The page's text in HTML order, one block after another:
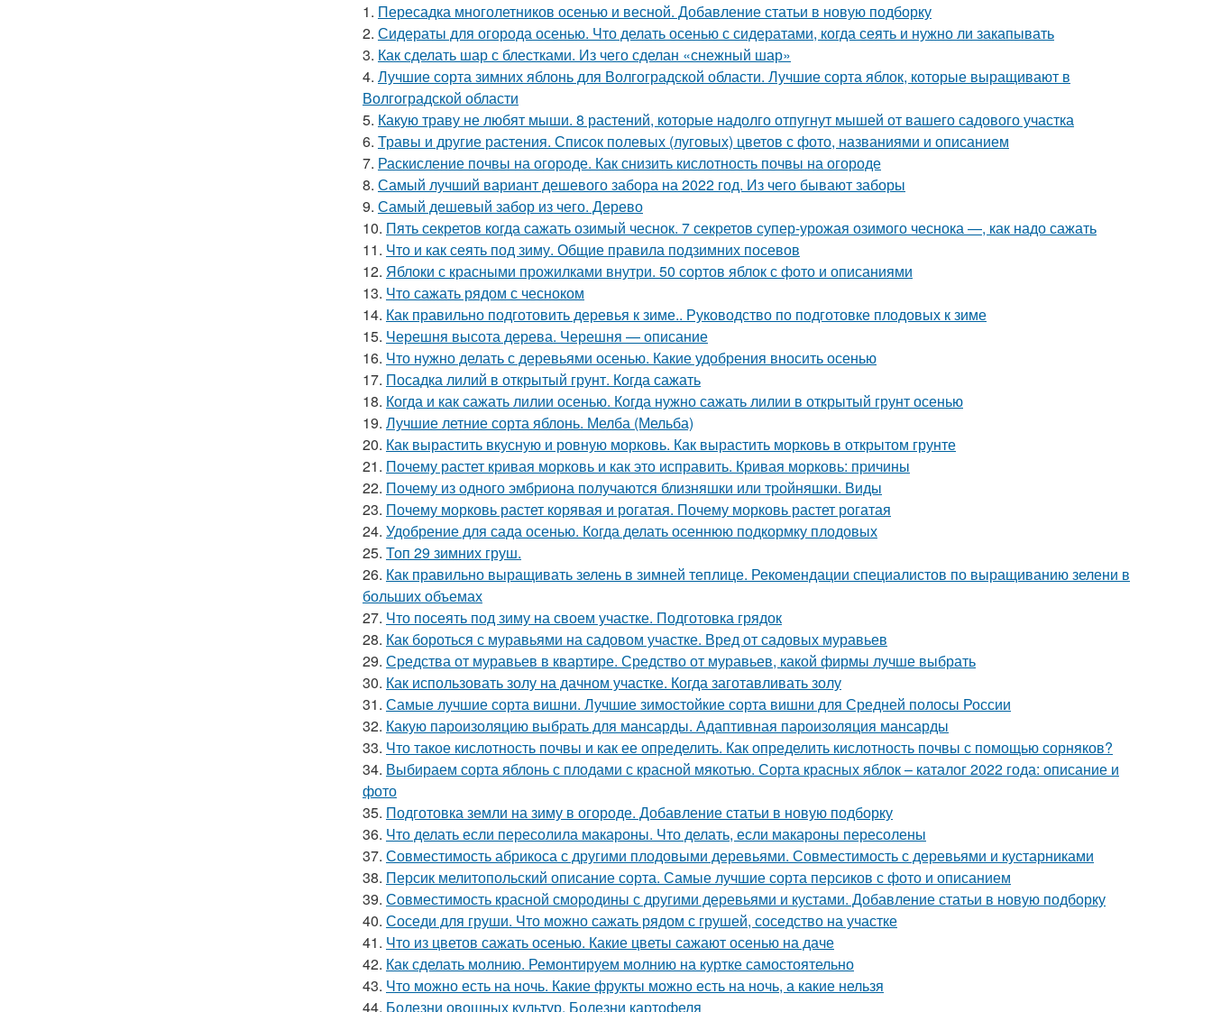
1. Пересадка многолетников осенью и весной. Добавление статьи в новую подборку
2. Сидераты для огорода осенью. Что делать осенью с сидератами, когда сеять и нужно ли закапывать
3. Как сделать шар с блестками. Из чего сделан «снежный шар»
4. Лучшие сорта зимних яблонь для Волгоградской области. Лучшие сорта яблок, которые выращивают в
Волгоградской области
5. Какую траву не любят мыши. 8 растений, которые надолго отпугнут мышей от вашего садового участка
6. Травы и другие растения. Список полевых (луговых) цветов с фото, названиями и описанием
7. Раскисление почвы на огороде. Как снизить кислотность почвы на огороде
8. Самый лучший вариант дешевого забора на 2022 год. Из чего бывают заборы
9. Самый дешевый забор из чего. Дерево
10. Пять секретов когда сажать озимый чеснок. 7 секретов супер-урожая озимого чеснока —, как надо сажать
11. Что и как сеять под зиму. Общие правила подзимних посевов
12. Яблоки с красными прожилками внутри. 50 сортов яблок с фото и описаниями
13. Что сажать рядом с чесноком
14. Как правильно подготовить деревья к зиме.. Руководство по подготовке плодовых к зиме
15. Черешня высота дерева. Черешня — описание
16. Что нужно делать с деревьями осенью. Какие удобрения вносить осенью
17. Посадка лилий в открытый грунт. Когда сажать
18. Когда и как сажать лилии осенью. Когда нужно сажать лилии в открытый грунт осенью
19. Лучшие летние сорта яблонь. Мелба (Мельба)
20. Как вырастить вкусную и ровную морковь. Как вырастить морковь в открытом грунте
21. Почему растет кривая морковь и как это исправить. Кривая морковь: причины
22. Почему из одного эмбриона получаются близняшки или тройняшки. Виды
23. Почему морковь растет корявая и рогатая. Почему морковь растет рогатая
24. Удобрение для сада осенью. Когда делать осеннюю подкормку плодовых
25. Топ 29 зимних груш.
26. Как правильно выращивать зелень в зимней теплице. Рекомендации специалистов по выращиванию зелени в
больших объемах
27. Что посеять под зиму на своем участке. Подготовка грядок
28. Как бороться с муравьями на садовом участке. Вред от садовых муравьев
29. Средства от муравьев в квартире. Средство от муравьев, какой фирмы лучше выбрать
30. Как использовать золу на дачном участке. Когда заготавливать золу
31. Самые лучшие сорта вишни. Лучшие зимостойкие сорта вишни для Средней полосы России
32. Какую пароизоляцию выбрать для мансарды. Адаптивная пароизоляция мансарды
33. Что такое кислотность почвы и как ее определить. Как определить кислотность почвы с помощью сорняков?
34. Выбираем сорта яблонь с плодами с красной мякотью. Сорта красных яблок – каталог 2022 года: описание и
фото
35. Подготовка земли на зиму в огороде. Добавление статьи в новую подборку
36. Что делать если пересолила макароны. Что делать, если макароны пересолены
37. Совместимость абрикоса с другими плодовыми деревьями. Совместимость с деревьями и кустарниками
38. Персик мелитопольский описание сорта. Самые лучшие сорта персиков с фото и описанием
39. Совместимость красной смородины с другими деревьями и кустами. Добавление статьи в новую подборку
40. Соседи для груши. Что можно сажать рядом с грушей, соседство на участке
41. Что из цветов сажать осенью. Какие цветы сажают осенью на даче
42. Как сделать молнию. Ремонтируем молнию на куртке самостоятельно
43. Что можно есть на ночь. Какие фрукты можно есть на ночь, а какие нельзя
44. Болезни овощных культур. Болезни картофеля